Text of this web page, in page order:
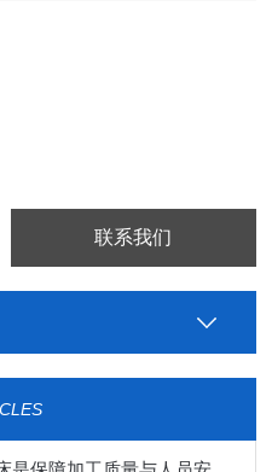
达了HRC45-52，提高了耐磨
联系我们